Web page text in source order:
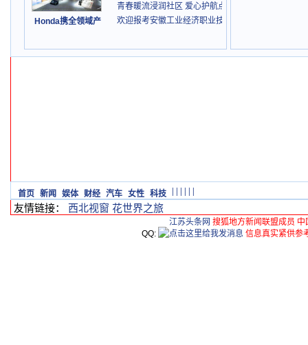
Honda携全领域产
青春暖流浸润社区 爱心护航点亮童心
欢迎报考安徽工业经济职业技术学院
首页 新闻 娱体 财经 汽车 女性 科技
友情链接： 西北视窗 花世界之旅
江苏头条网 搜狐地方新闻联盟成员
QQ:
信息真实紧供参